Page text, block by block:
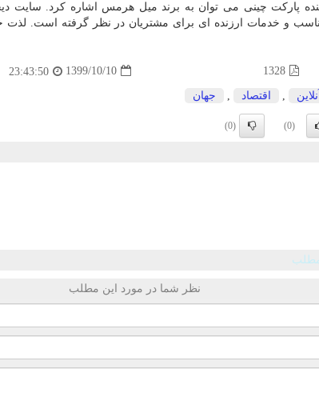
پارکت چینی می توان به برند میل هرمس اشاره کرد. سایت
و خدمات ارزنده ای برای مشتریان در نظر گرفته است. لذت
1328
1399/10/10
23:43:50
آنلاین اقتصاد جهان
(0)
(0)
مطلب
نظر شما در مورد این مطلب